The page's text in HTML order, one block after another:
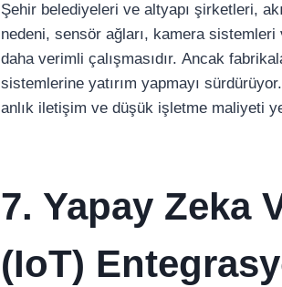
Şehir belediyeleri ve altyapı şirketleri,
nedeni, sensör ağları, kamera
daha verimli çalışmasıdır. Ancak
sistemlerine yatırım yapmayı
anlık iletişim ve düşük işletme maliyeti
7. Yapay Zeka
(IoT)